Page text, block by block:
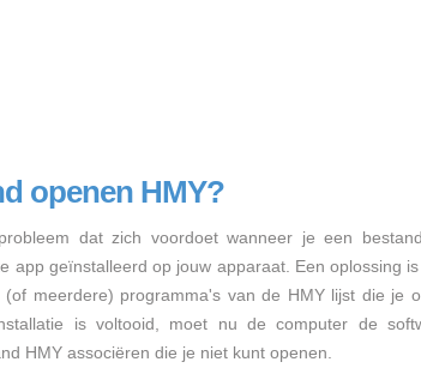
openen HMY?
dat zich voordoet wanneer je een
app geïnstalleerd op jouw apparaat. Een oplossing is
meerdere) programma's van de HMY lijst die je
is voltooid, moet nu de computer de
HMY associëren die je niet kunt openen.